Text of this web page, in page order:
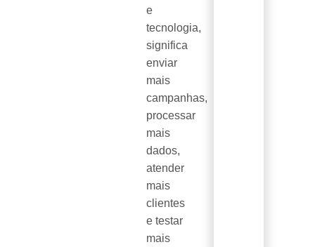
e
tecnologia,
significa
enviar
mais
campanhas,
processar
mais
dados,
atender
mais
clientes
e testar
mais